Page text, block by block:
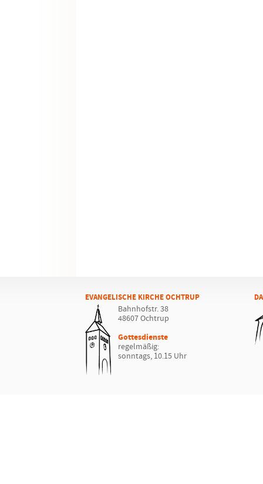
EVANGELISCHE KIRCHE OCHTRUP
Bahnhofstr. 38
48607 Ochtrup
Gottesdienste
regelmäßig:
sonntags, 10.15 Uhr